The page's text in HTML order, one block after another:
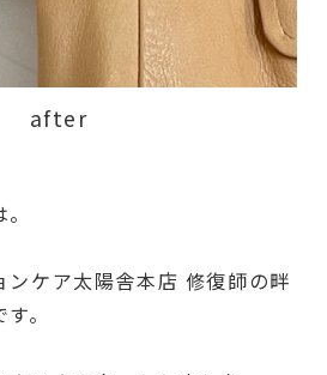
after
ンケア太陽舎本店 修復師の畔
。